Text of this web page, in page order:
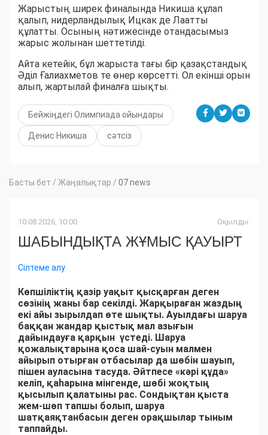
Жарыстың ширек финалында Никиша құлап
қалып, нидерландылық Ицкак де Лаатты
құлатты. Осының нәтижесінде отандасымыз
жарыс жолынан шеттетілді.
Айта кетейік, бұл жарыста тағы бір қазақстандық
Әділ Ғалиахметов те өнер көрсетті. Ол екінші орын
алып, жартылай финалға шықты.
Бейжіңдегі Олимпиада ойындары
Денис Никиша сәтсіз
Басты бет / Жаңалықтар / 07 news
10.08.2026, 10:00 Оқылды:
ШАБЫНДЫҚТА ЖҰМЫС ҚАУЫРТ
Сілтеме алу
Көпшіліктің қазір уақыт қысқарған деген
сөзінің жаны бар секілді. Жарқыраған жаздың
екі айы зырылдап өте шықты. Ауылдағы шаруа
баққан жандар қыстық мал азығын
дайындауға қарқын үстеді. Шаруа
қожалықтарына қоса шай-суын малмен
айырып отырған отбасылар да шөбін шауып,
пішен ауласына тасуда. Әйтпесе «кәрі құда»
келіп, қаһарына мінгенде, шөбі жоқтың
қысылып қалатыны рас. Сондықтан қыста
жем-шөп тапшы болып, шаруа
шатқаяқтанбасын деген орақшылар тыным
таппайды.